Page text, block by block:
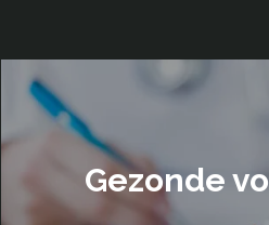
Gezonde